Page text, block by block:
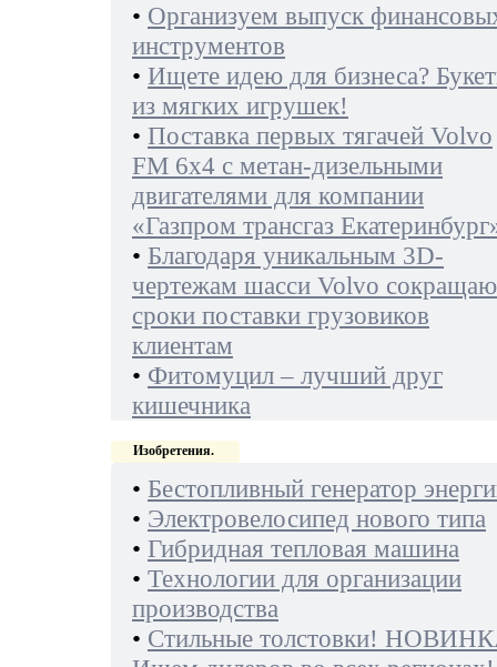
• Организуем выпуск
инструментов
• Ищете идею для бизнеса?
из мягких игрушек!
• Поставка первых тягачей Volvo
FM 6х4 с метан-дизельными
двигателями для компании
«Газпром трансгаз
• Благодаря уникальным 3D-
чертежам шасси Volvo
сроки поставки грузовиков
клиентам
• Фитомуцил – лучший друг
кишечника
Изобретения.
• Бестопливный генератор
• Электровелосипед нового типа
• Гибридная тепловая машина
• Технологии для организации
производства
• Стильные толстовки!